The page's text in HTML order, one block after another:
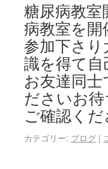
糖尿病教室
病教室を
参加下さ
識を得て
お友達同
ださいお
ご確認くだ
カテゴリー: ブログ |